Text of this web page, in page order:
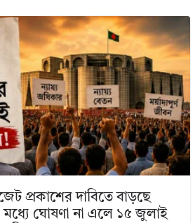
প্রকাশের দাবিতে বাড়ছে
ঘোষণা না এলে ১৫ জুলাই